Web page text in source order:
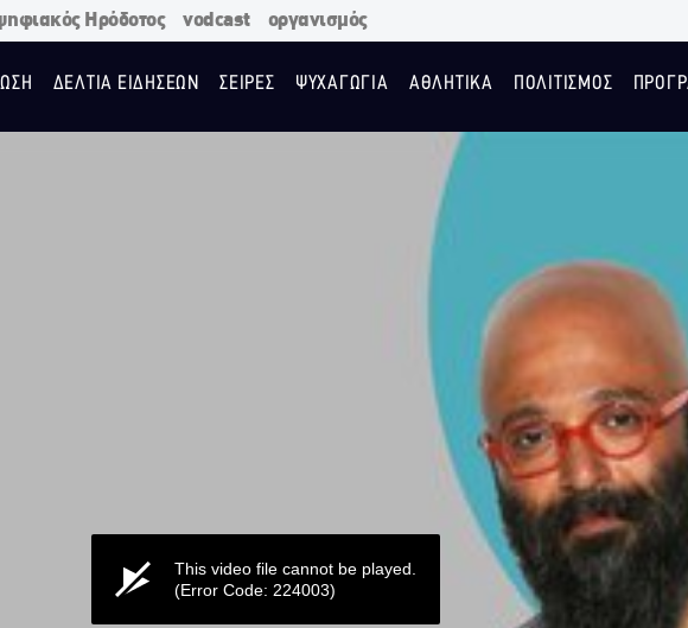
Ηρόδοτος vodcast οργανισμός
ΔΕΛΤΙΑ ΕΙΔΗΣΕΩΝ ΣΕΙΡΕΣ ΨΥΧΑΓΩΓΙΑ ΑΘΛΗΤΙΚΑ ΠΟΛΙΤΙΣΜΟΣ
This video file cannot be played.
(Error Code: 224003)